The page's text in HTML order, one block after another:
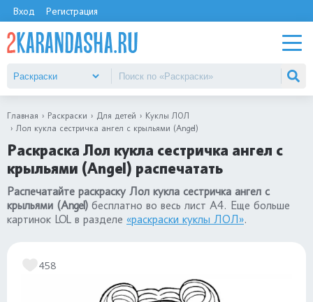
Вход Регистрация
Главная Раскраски Для детей
Куклы ЛОЛ
Лол кукла сестричка ангел с крыльями (Angel)
Раскраска Лол кукла сестричка ангел с
крыльями (Angel) распечатать
Распечатайте раскраску Лол кукла сестричка ангел с
крыльями (Angel) бесплатно во весь лист А4. Еще больше
картинок LOL в разделе «раскраски куклы ЛОЛ».
458